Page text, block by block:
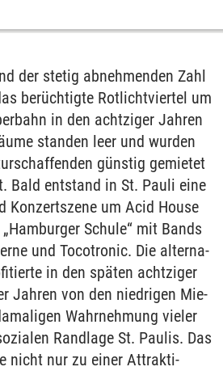
der ste­tig ab­neh­men­den Zahl
berüch­tig­te Rot­licht­vier­tel um
in den acht­zi­ger Jah­ren
stan­den leer und wur­den
güns­tig ge­mie­tet
Bald ent­stand in St. Pau­li eine
Kon­zert­sze­ne um Acid Hou­se
Schu­le“ mit Bands
und To­co­tro­nic. Die al­ter­na­
in den späten acht­zi­ger
Jah­ren von den nied­ri­gen Mie­
Wahr­neh­mung vie­ler
Rand­la­ge St. Pau­lis. Das
nicht nur zu ei­ner At­trak­ti­